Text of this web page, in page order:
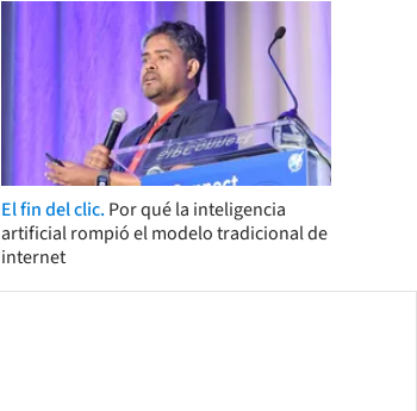
El fin del clic. Por qué la inteligencia
artificial rompió el modelo tradicional de
internet